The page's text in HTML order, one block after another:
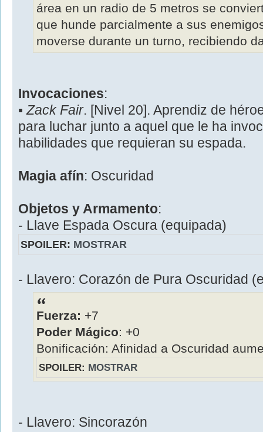
área en un radio de 5 metros se
que hunde parcialmente a sus
moverse durante un turno, recibiendo
Invocaciones:
▪Zack Fair. [Nivel 20]. Aprendiz de
para luchar junto a aquel que le ha
habilidades que requieran su espada.
Magia afín: Oscuridad
Objetos y Armamento:
- Llave Espada Oscura (equipada)
SPOILER: MOSTRAR
- Llavero: Corazón de Pura Oscuridad
Fuerza: +7
Poder Mágico: +0
Bonificación: Afinidad a Oscuridad
SPOILER: MOSTRAR
- Llavero: Sincorazón